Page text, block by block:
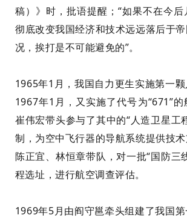
稿）》时，批语提醒 ； “如果不在今
彻底改变我国经济和技术远远落后于
况，挨打是不可能避免的”。
1965年1月，我国自力更生实施第一颗
1967年1月，又实施了代号为“671”
崔伟宏带头参与了其中的“人造卫星工
制，为空中飞行器的导航系统提供技
陈正宜、林恒章带队，对一批“国防三
程选址 ，进行航空调查评估。
1969年5月由阎守邕牵头组建了我国